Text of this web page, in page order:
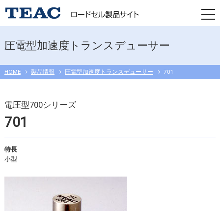
圧電型加速度トランスデューサー
HOME 製品情報 圧電型加速度トランスデューサー 701
電圧型700シリーズ
701
特長
小型